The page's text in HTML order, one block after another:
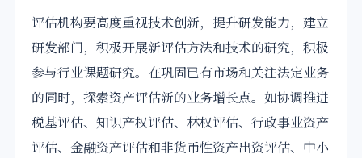
评估机构要高度重视技术创新，提升研发能力，建立
研发部门，积极开展新评估方法和技术的研究，积极
参与行业课题研究。在巩固已有市场和关注法定业务
的同时，探索资产评估新的业务增长点。如协调推进
税基评估、知识产权评估、林权评估、行政事业资产
评估、金融资产评估和非货币性资产出资评估、中小